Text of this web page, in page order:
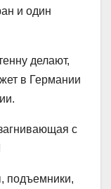
и один
делают,
в Германии
с
подъемники,